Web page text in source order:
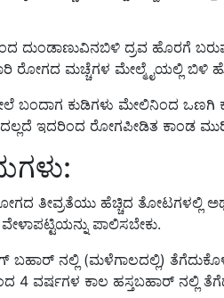
ದ್ರವ ಹೊರಗೆ
ರೋಗದ ಮಚ್ಚೆಗಳ ಮೇಲ್ಮೈಯಲ್ಲಿ ಬಿಳಿ
ಕುಡಿಗಳು ಮೇಲಿನಿಂದ ಒಣಗಿ
ಇದರಿಂದ ರೋಗಪೀಡಿತ ಕಾಂಡ
ತೀವ್ರತೆಯು ಹೆಚ್ಚಿದ ತೋಟಗಳಲ್ಲಿ
ಪಾಲಿಸಬೇಕು.
ನಲ್ಲಿ (ಮಳೆಗಾಲದಲ್ಲಿ)
4 ವರ್ಷಗಳ ಕಾಲ ಹಸ್ತಬಹಾರ್ ನಲ್ಲಿ